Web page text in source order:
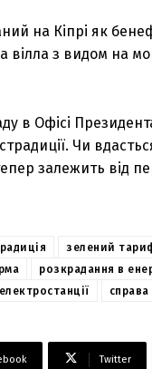
на Кіпрі як
вілла з видом на
в Офісі
Чи
залежить від
зелений
розкрадання в
справа
Twitter